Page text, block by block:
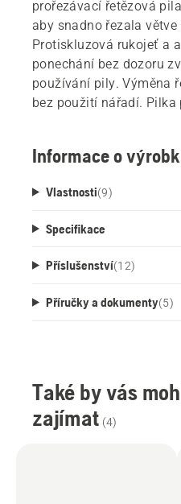
prořezávací řetězová pila je dostatečně robustní,
aby snadno řezala
Protiskluzová rukojeť a
ponechání bez dozoru
používání pily. Výměna
bez použití nářadí.
použít pro nástroje a
přibaleným háčkem
úložných kolejnic
Bio olej je součástí
Informace o
Vlastnosti(9)
Specifikace
Příslušenství(12)
Příručky a dokumenty(5)
Také by vás
zajímat (4)